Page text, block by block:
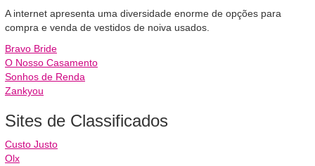
A internet apresenta uma diversidade enorme de opções para
compra e venda de vestidos de noiva usados.
Bravo Bride
O Nosso Casamento
Sonhos de Renda
Zankyou
Sites de Classificados
Custo Justo
Olx